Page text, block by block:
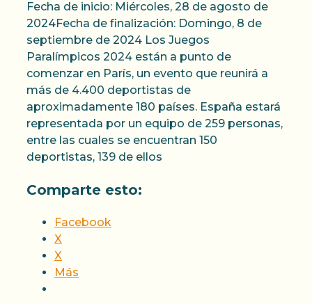
Fecha de inicio: Miércoles, 28 de agosto de
2024Fecha de finalización: Domingo, 8 de
septiembre de 2024 Los Juegos
Paralímpicos 2024 están a punto de
comenzar en París, un evento que reunirá a
más de 4.400 deportistas de
aproximadamente 180 países. España estará
representada por un equipo de 259 personas,
entre las cuales se encuentran 150
deportistas, 139 de ellos
Comparte esto:
Facebook
X
X
Más